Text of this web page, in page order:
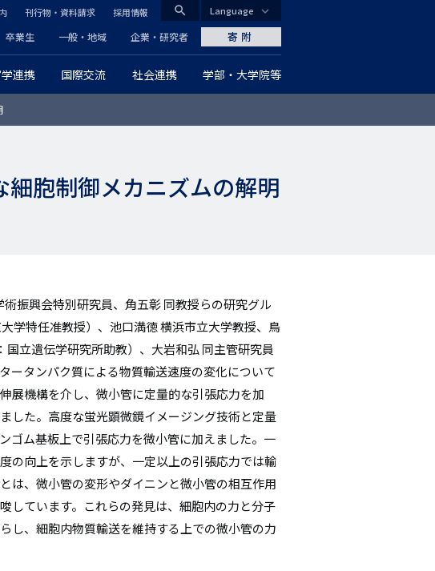
CLOSE
search
グ
ロ
連携 国際交流 社会連携 学部・大学院等
卒業生 一般・地域 企業・研究者
刊行物・資料請求 採用情報
寄附
Language
胞制御メカニズムの解明
振興会特別研究員、角五彰 同教授らの研究グル
学特任准教授）、池口満徳 横浜市立大学教授、鳥
立遺伝学研究所助教）、大岩和弘 同主管研究員
ータンパク質による物質輸送速度の変化について
展機構を介し、微小管に定量的な引張応力を加
した。高度な蛍光顕微鏡イメージング技術と定量
ゴム基板上で引張応力を微小管に加えました。一
の向上を示しますが、一定以上の引張応力では輸
は、微小管の変形やダイニンと微小管の相互作用
しています。これらの発見は、細胞内の力と分子
し、細胞内物質輸送を維持する上での微小管の力